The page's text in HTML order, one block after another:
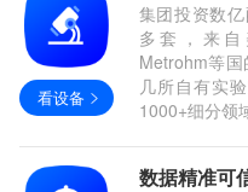
看设备
集团投资数
多套，来自
Metrohm等
几所自有实
1000+细分领
数据精准可